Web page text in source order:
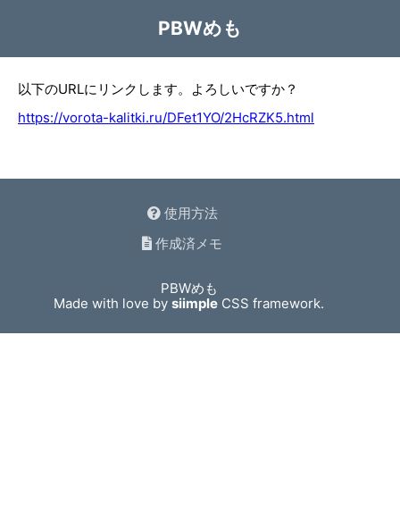
PBWめも
以下のURLにリンクします。よろしいですか？
https://vorota-kalitki.ru/DFet1YO/2HcRZK5.html
使用方法
作成済メモ
PBWめも
Made with love bysiimple CSS framework.